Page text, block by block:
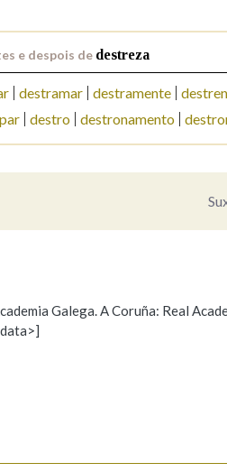
Pertence a
e despois de destreza
destramar destramente
destro destronamento
Propoño mellorar a definición
Galega. A Coruña: Real